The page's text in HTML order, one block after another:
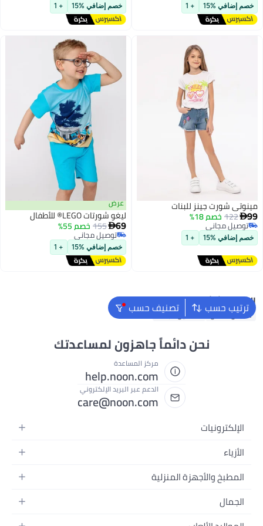
أقل سعر في السنة
خصم إضافي %15 + 1 أقل سعر في السنة
خصم إضافي %15 + 1
مينوتي شورت جينز للبنات
99
122 خصم 18%
توصيل مجاني
توصيل مجاني
خصم إضافي %15 + 1
عرض
ليغو شورتات LEGO® للأطفال
69
155 خصم 55%
توصيل مجاني
توصيل مجاني
خصم إضافي %15 + 1
ترتيب حسب تصنيف حسب البحث الشائع
ملابس اطفال فساتين للبنات
نحن دائماً جاهزون لمساعدتك
مركز المساعدة
help.noon.com
الدعم عبر البريد الإلكتروني
care@noon.com
الإلكترونيات
الهواتف المتحركة
أجهزة الكمبيوتر المحمولة
أجهزة الكمبيوتر المكتبية
الأزياء
أزياء نسائية
أزياء الأطفال
المطبخ والأجهزة المنزلية
الأجهزة الكبيرة
الجمال
العطور